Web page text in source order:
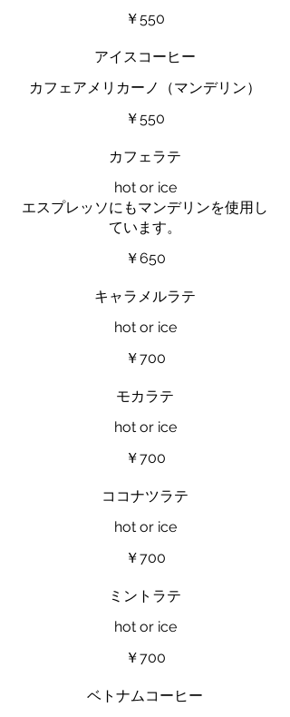
￥550
アイスコーヒー
カフェアメリカーノ（マンデリン）
￥550
カフェラテ
hot or ice
エスプレッソにもマンデリンを使用し
ています。
￥650
キャラメルラテ
hot or ice
￥700
モカラテ
hot or ice
￥700
ココナツラテ
hot or ice
￥700
ミントラテ
hot or ice
￥700
ベトナムコーヒー